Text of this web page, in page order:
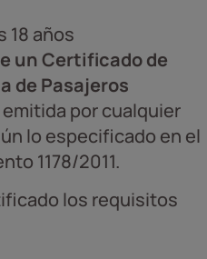
18 años
un Certificado de
de Pasajeros
por cualquier
lo especificado en el
1178/2011.
los requisitos